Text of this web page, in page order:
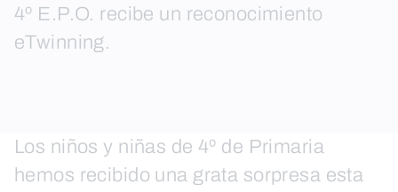
4º E.P.O. recibe un reconocimiento
eTwinning.
Los niños y niñas de 4º de Primaria
hemos recibido una grata sorpresa esta